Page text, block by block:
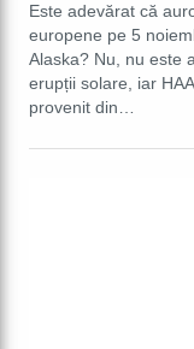
Este adevărat că
europene pe 5
Alaska? Nu, nu este
erupții solare, iar
provenit din…